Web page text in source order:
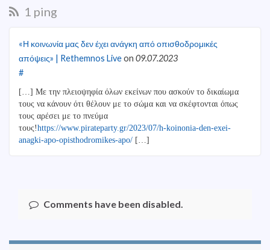
1 ping
«Η κοινωνία μας δεν έχει ανάγκη από οπισθοδρομικές
απόψεις» | Rethemnos Liveon 09.07.2023
#
[…] Με την πλειοψηφία όλων εκείνων που ασκούν το δικαίωμα
τους να κάνουν ότι θέλουν με το σώμα και να σκέφτονται όπως
τους αρέσει με το πνεύμα
τους!https://www.pirateparty.gr/2023/07/h-koinonia-den-exei-
anagki-apo-opisthodromikes-apo/ […]
Comments have been disabled.